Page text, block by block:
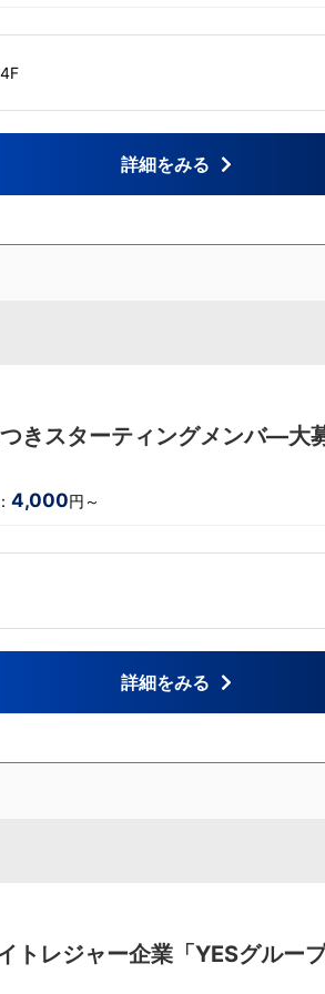
詳細をみる
きスターティングメンバ―大
4,000円～
詳細をみる
トレジャー企業「YESグルー